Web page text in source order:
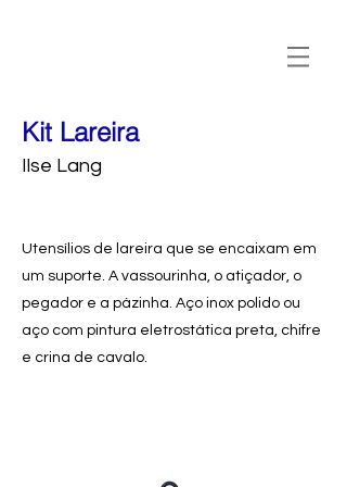
Kit Lareira
Ilse Lang
Utensílios de lareira que se encaixam em
um suporte. A vassourinha, o atiçador, o
pegador e a pázinha. Aço inox polido ou
aço com pintura eletrostática preta, chifre
e crina de cavalo.